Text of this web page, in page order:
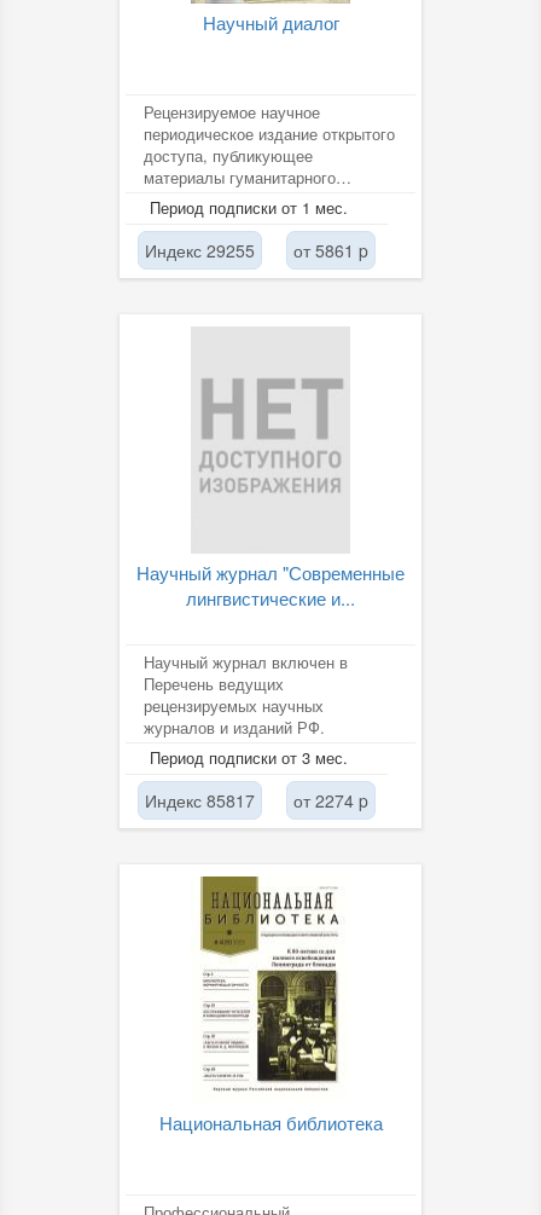
Научный диалог
Рецензируемое научное
периодическое издание открытого
доступа, публикующее
материалы гуманитарного
профиля по двум группам
научных специальностей -...
Период подписки от 1 мес.
Индекс 29255 от 5861 p
Научный журнал "Современные
лингвистические и...
Научный журнал включен в
Перечень ведущих
рецензируемых научных
журналов и изданий РФ.
Период подписки от 3 мес.
Индекс 85817 от 2274 p
Национальная библиотека